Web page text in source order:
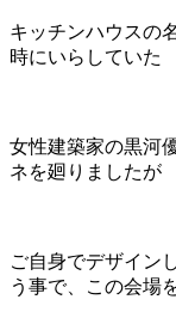
キッチンハウスの
時にいらしていた
女性建築家の黒河
ネを廻りましたが
ご自身でデザイン
う事で、この会場